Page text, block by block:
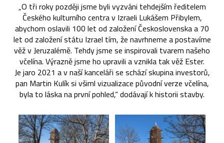
„O tři roky později jsme byli vyzváni tehdejším ředitelem
Českého kulturního centra v Izraeli Lukášem Přibylem,
abychom oslavili 100 let od založení Československa a 70
let od založení státu Izrael tím, že navrhneme a postavíme
věž v Jeruzalémě. Tehdy jsme se inspirovali tvarem našeho
včelína. Výrazně jsme ho upravili a vznikla tak věž Ester.
Je jaro 2021 a v naší kanceláři se schází skupina investorů,
pan Martin Kulík si všiml vizualizace původní verze včelína,
byla to láska na první pohled,“ dodávají k historii stavby.